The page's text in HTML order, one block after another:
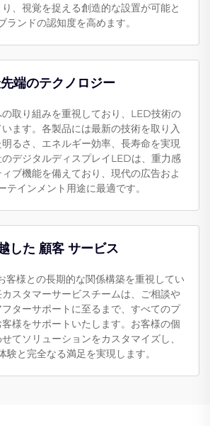
、視覚を捉える創造的な設置が可能と
ランドの認知度を高めます。
端のテクノロジー
取り組みを重視しており、LED技術の
ます。各製品には最新の技術を取り入
るさ、エネルギー効率、長寿命を実現
のデジタルディスプレイLEDは、重力感
ブ機能を備えており、現代の広告およ
テインメント用途に最適です。
した 顧客 サービス
客様との長期的な関係構築を重視してい
スタマーサービスチームは、ご相談や
ターサポートに至るまで、すべてのプ
様をサポートいたします。お客様の個
てソリューションをカスタマイズし、
験と完全なる満足を実現します。